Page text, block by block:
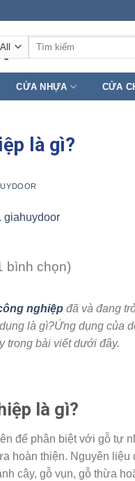
Tìm
CỬA NHỰA CỬA
là gì?
bình chọn)
nghiệp đã và đang
là gì?Ứng dụng của
trong bài viết dưới đây.
là gì?
để phân biệt với gỗ tự
hoàn thiện. Nguyên
cây, gỗ vụn, gỗ thừa